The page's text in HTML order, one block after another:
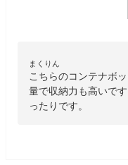
まくりん
こちらのコンテナボ
量で収納力も高いで
ったりです。